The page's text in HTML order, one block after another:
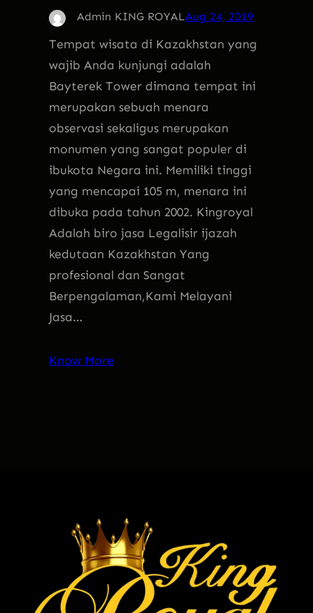
Admin KING ROYALAug 24, 2019
Tempat wisata di Kazakhstan yang
wajib Anda kunjungi adalah
Bayterek Tower dimana tempat ini
merupakan sebuah menara
observasi sekaligus merupakan
monumen yang sangat populer di
ibukota Negara ini. Memiliki tinggi
yang mencapai 105 m, menara ini
dibuka pada tahun 2002. Kingroyal
Adalah biro jasa Legalisir ijazah
kedutaan Kazakhstan Yang
profesional dan Sangat
Berpengalaman,Kami Melayani
Jasa…
Know More